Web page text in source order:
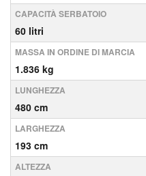
CAPACITÀ SERBATOIO
60 litri
MASSA IN ORDINE DI MARCIA
1.836 kg
LUNGHEZZA
480 cm
LARGHEZZA
193 cm
ALTEZZA